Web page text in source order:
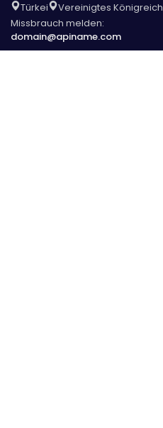
Türkei Vereinigtes Königreich
Missbrauch melden:
domain@apiname.com